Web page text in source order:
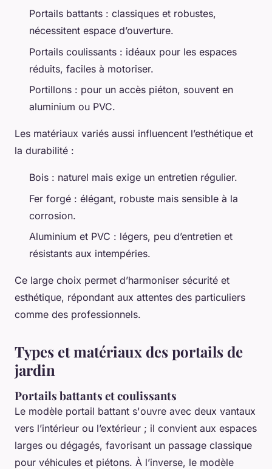
Portails battants : classiques et robustes,
nécessitent espace d’ouverture.
Portails coulissants : idéaux pour les espaces
réduits, faciles à motoriser.
Portillons : pour un accès piéton, souvent en
aluminium ou PVC.
Les matériaux variés aussi influencent l’esthétique et
la durabilité :
Bois : naturel mais exige un entretien régulier.
Fer forgé : élégant, robuste mais sensible à la
corrosion.
Aluminium et PVC : légers, peu d’entretien et
résistants aux intempéries.
Ce large choix permet d’harmoniser sécurité et
esthétique, répondant aux attentes des particuliers
comme des professionnels.
Types et matériaux des portails de
jardin
Portails battants et coulissants
Le modèle portail battant s'ouvre avec deux vantaux
vers l’intérieur ou l’extérieur ; il convient aux espaces
larges ou dégagés, favorisant un passage classique
pour véhicules et piétons. À l’inverse, le modèle